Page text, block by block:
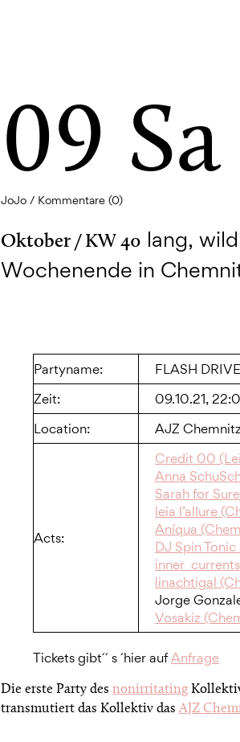
09 Sa
JoJo / Kommentare (0)
Oktober / KW 40 lang,
Wochenende in
Partyname:
FLASH DRIVE
Zeit:
09.10.21,
Location:
AJZ Chemnitz
Acts:
Credit 00
Anna
Sarah for
leia l’allure
Aníqua
DJ Spin
linachtigal
Jorge
Vosakiz
Tickets gibt´´ s ´hier aufAnfrage
Die erste Party desnonirritating
transmutiert das Kollektiv dasAJZ